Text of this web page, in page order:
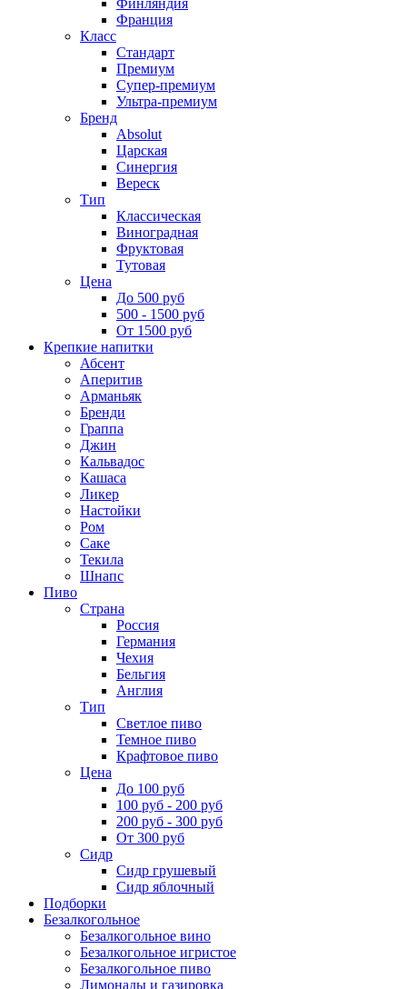
Франция
Класс
Стандарт
Премиум
Супер-премиум
Ультра-премиум
Бренд
Absolut
Царская
Синергия
Вереск
Тип
Классическая
Виноградная
Фруктовая
Тутовая
Цена
До 500 руб
500 - 1500 руб
От 1500 руб
Крепкие напитки
Абсент
Аперитив
Арманьяк
Бренди
Граппа
Джин
Кальвадос
Кашаса
Ликер
Настойки
Ром
Саке
Текила
Шнапс
Пиво
Страна
Россия
Германия
Чехия
Бельгия
Англия
Тип
Светлое пиво
Темное пиво
Крафтовое пиво
Цена
До 100 руб
100 руб - 200 руб
200 руб - 300 руб
От 300 руб
Сидр
Сидр грушевый
Сидр яблочный
Подборки
Безалкогольное
Безалкогольное вино
Безалкогольное игристое
Безалкогольное пиво
Лимонады и газировка